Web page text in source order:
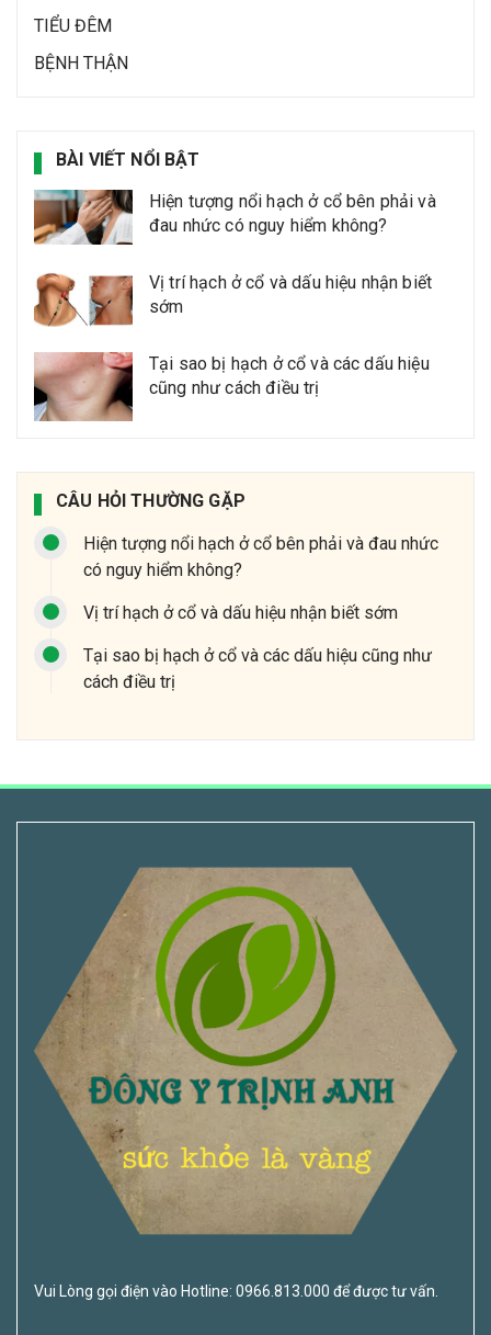
TIỂU ĐÊM
BỆNH THẬN
BÀI VIẾT NỔI BẬT
Hiện tượng nổi hạch ở cổ bên phải và
đau nhức có nguy hiểm không?
Vị trí hạch ở cổ và dấu hiệu nhận biết
sớm
Tại sao bị hạch ở cổ và các dấu hiệu
cũng như cách điều trị
CÂU HỎI THƯỜNG GẶP
Hiện tượng nổi hạch ở cổ bên phải và đau nhức
có nguy hiểm không?
Vị trí hạch ở cổ và dấu hiệu nhận biết sớm
Tại sao bị hạch ở cổ và các dấu hiệu cũng như
cách điều trị
Vui Lòng gọi điện vào Hotline: 0966.813.000 để được tư vấn.